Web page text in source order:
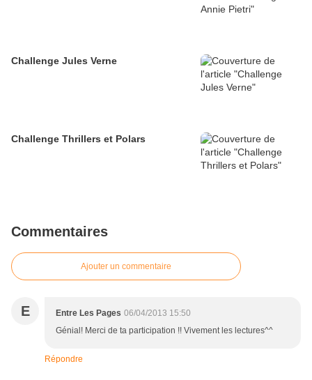
Challenge Jules Verne
Challenge Thrillers et Polars
Commentaires
Ajouter un commentaire
E Entre Les Pages 06/04/2013 15:50
Génial! Merci de ta participation !! Vivement les lectures^^
Répondre